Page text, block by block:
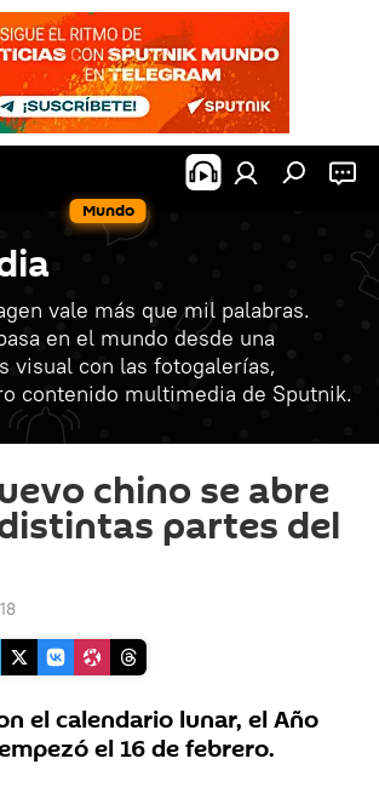
Mundo
vale más que mil palabras.
en el mundo desde una
visual con las fotogalerías,
contenido multimedia de Sputnik.
chino se abre
partes del
el calendario lunar, el Año
el 16 de febrero.